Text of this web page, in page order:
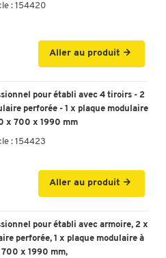
: 154420
Aller au produit
pour établi avec 4 tiroirs - 2
perforée - 1 x plaque modulaire
x 700 x 1990 mm
: 154423
Aller au produit
pour établi avec armoire, 2 x
perforée, 1 x plaque modulaire à
x 1990 mm,